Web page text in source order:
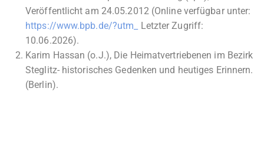
Veröffentlicht am 24.05.2012 (Online verfügbar unter:
https://www.bpb.de/?utm_
Letzter Zugriff:
10.06.2026).
Karim Hassan (o.J.), Die Heimatvertriebenen im Bezirk
Steglitz- historisches Gedenken und heutiges Erinnern.
(Berlin).